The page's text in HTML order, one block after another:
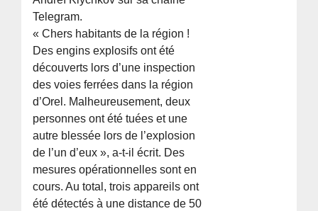
Telegram.
« Chers habitants de la région !
Des engins explosifs ont été
découverts lors d’une inspection
des voies ferrées dans la région
d’Orel. Malheureusement, deux
personnes ont été tuées et une
autre blessée lors de l’explosion
de l’un d’eux », a-t-il écrit. Des
mesures opérationnelles sont en
cours. Au total, trois appareils ont
été détectés à une distance de 50